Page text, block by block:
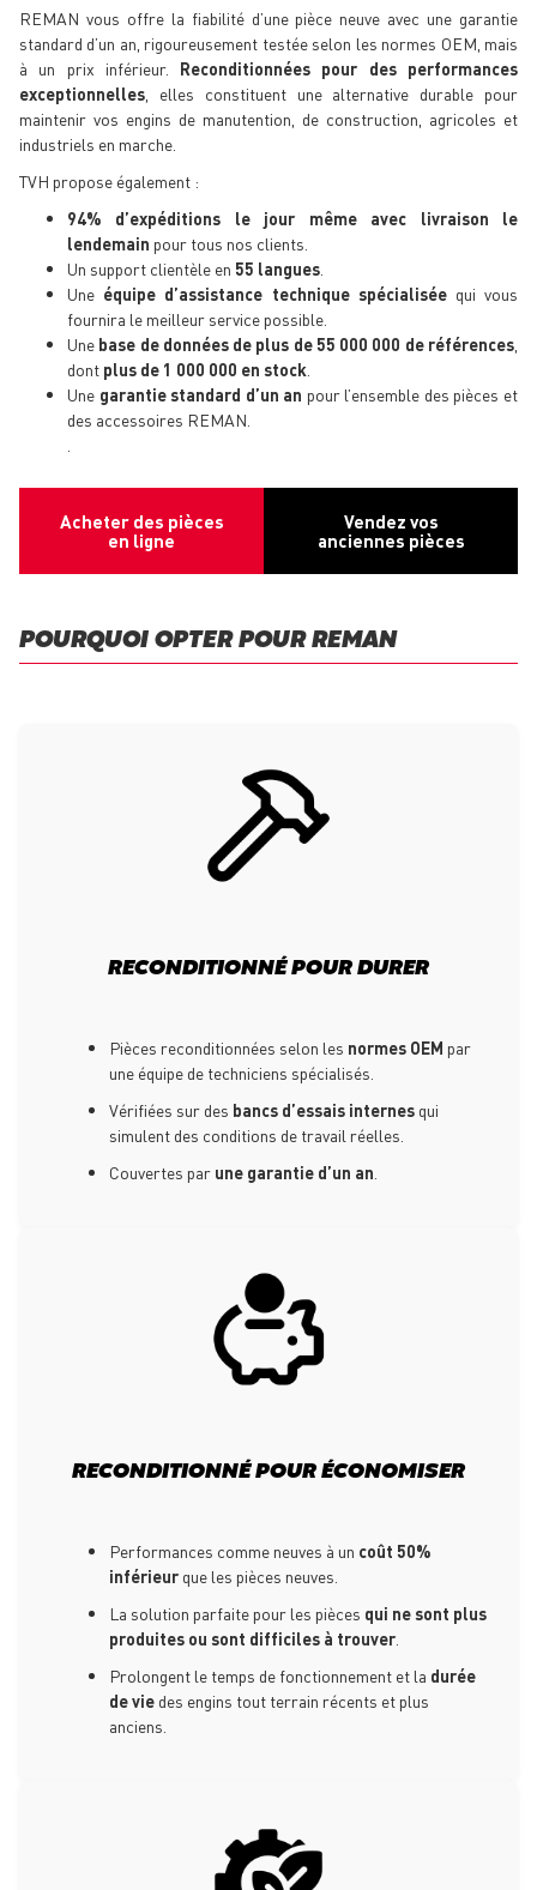
REMAN vous offre la fiabilité d’une pièce neuve avec une garantie
standard d’un an, rigoureusement testée selon les normes OEM, mais
à un prix inférieur. Reconditionnées pour des performances
exceptionnelles , elles constituent une alternative durable pour
maintenir vos engins de manutention, de construction, agricoles et
industriels en marche.
TVH propose également :
94% d’expéditions le jour même avec livraison le
lendemain pour tous nos clients.
Un support clientèle en 55 langues
Une équipe d’assistance technique spécialiséequi vous
fournira le meilleur service possible.
Une base de données de plus de 55 000 000 de références
dont plus de 1 000 000 en stock
Une garantie standard d’un an pour l’ensemble des pièces et
des accessoires REMAN.
Acheter des pièces
en ligne
Vendez vos
anciennes pièces
POURQUOI OPTER POUR REMAN
RECONDITIONNÉ POUR DURER
Pièces reconditionnées selon les normes OEM par
une équipe de techniciens spécialisés.
Vérifiées sur des bancs d’essais internes qui
simulent des conditions de travail réelles.
Couvertes par une garantie d’un an
RECONDITIONNÉ POUR ÉCONOMISER
Performances comme neuves à un coût 50%
inférieur que les pièces neuves.
La solution parfaite pour les pièces qui ne sont plus
produites ou sont difficiles à trouver
Prolongent le temps de fonctionnement et la durée
de vie des engins tout terrain récents et plus
anciens.